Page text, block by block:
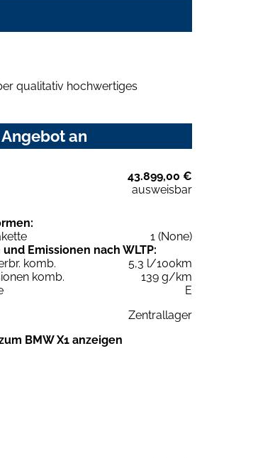
qualitativ hochwertiges
an
43.899,00 €
ausweisbar
1 (None)
Emissionen nach WLTP:
komb.
5,3 l/100km
komb.
139 g/km
E
Zentrallager
BMW X1 anzeigen